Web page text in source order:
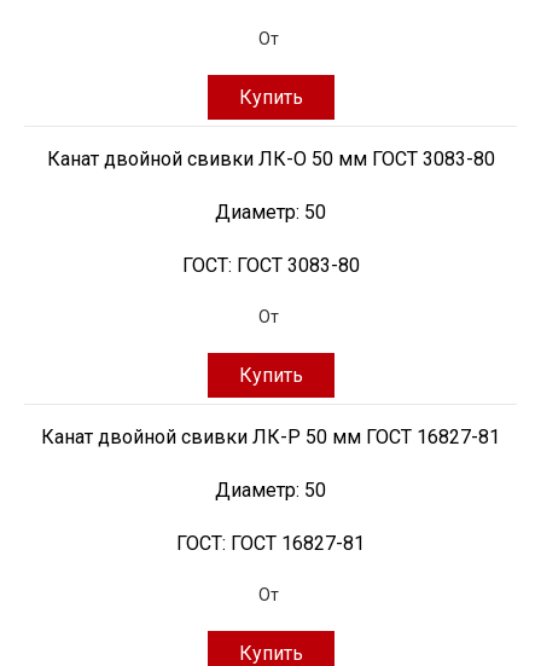
От
Купить
Канат двойной свивки ЛК-О 50 мм ГОСТ 3083-80
Диаметр: 50
ГОСТ: ГОСТ 3083-80
От
Купить
Канат двойной свивки ЛК-Р 50 мм ГОСТ 16827-81
Диаметр: 50
ГОСТ: ГОСТ 16827-81
От
Купить